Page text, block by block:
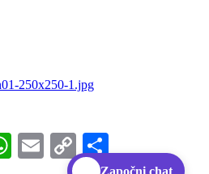
WhatsApp
Email
CopyShare
Započni chat